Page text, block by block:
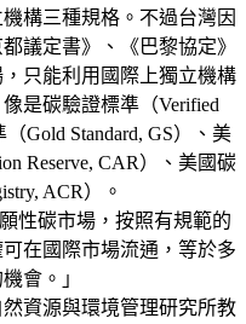
構三種規格。不過台灣因
議定書》、《巴黎協定》
只能利用國際上獨立機構
是碳驗證標準（Verified
Gold Standard, GS）、美
Reserve, CAR）、美國碳
ACR）。
性碳市場，按照有規範的
在國際市場流通，等於多
會。」
資源與環境管理研究所教